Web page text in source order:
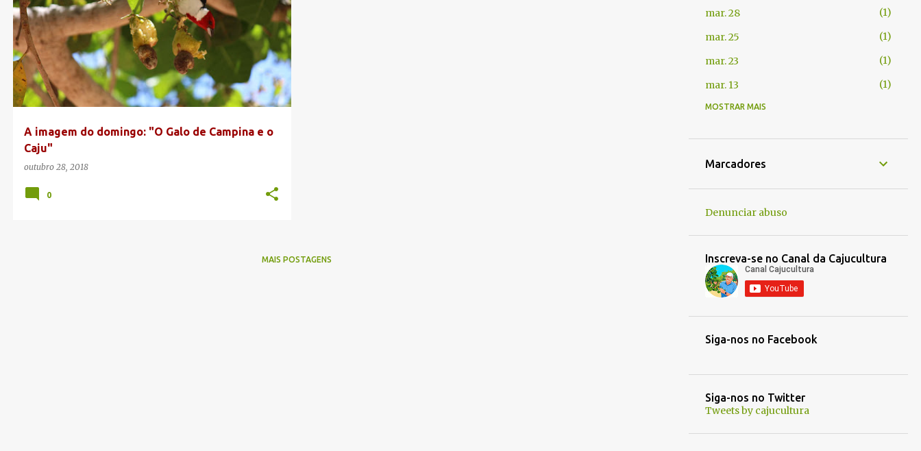
A imagem do domingo: "O Galo de Campina e o
Caju"
outubro 28, 2018
CAJU FAZENDA PIMENTEIRA GALO DE CAMPINA
0
MAIS POSTAGENS
mar. 28
1
mar. 25
1
mar. 23
1
mar. 13
1
fev. 06
jan. 16
dez. 30
dez. 21
out. 30
out. 01
set. 25
1
set. 22
MOSTRAR MAIS
Marcadores
Denunciar abuso
Inscreva-se no Canal da Cajucultura
Siga-nos no Facebook
Siga-nos no Twitter
Tweets by cajucultura